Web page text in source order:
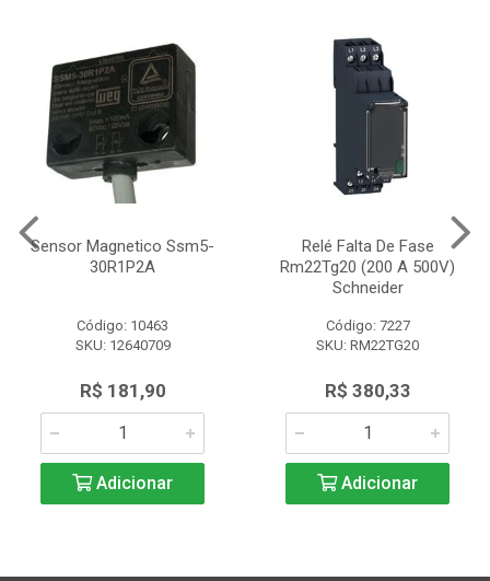
Sensor Magnetico Ssm5-
30R1P2A
Código: 10463
SKU: 12640709
R$ 181,90
Adicionar
Relé Falta De Fase
Rm22Tg20 (200 A 500V)
Schneider
Código: 7227
SKU: RM22TG20
R$ 380,33
Adicionar